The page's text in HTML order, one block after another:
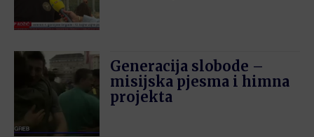
Generacija slobode –
misijska pjesma i himna
projekta